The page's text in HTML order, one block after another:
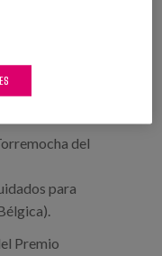
en la que
(Donostia-San
del
para
Premio